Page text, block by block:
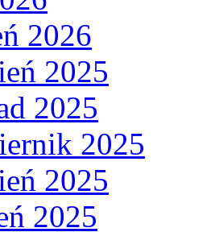
2026
2025
2025
2025
2025
2025